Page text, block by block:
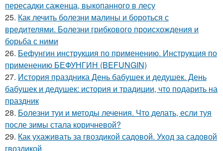
пересадки саженца, выкопанного в лесу
25. Как лечить болезни малины и бороться с
вредителями. Болезни грибкового происхождения и
борьба с ними
26. Бефунгин инструкция по применению. Инструкция по
применению БЕФУНГИН (BEFUNGIN)
27. История праздника День бабушек и дедушек. День
бабушек и дедушек: история и традиции, что подарить на
праздник
28. Болезни туи и методы лечения. Что делать, если туя
после зимы стала коричневой?
29. Как ухаживать за гвоздикой садовой. Уход за садовой
гвоздикой